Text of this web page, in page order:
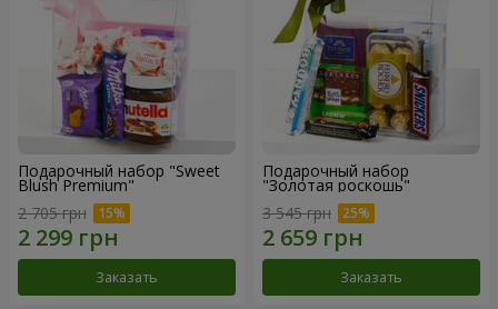
Подарочный набор "Sweet
Blush Premium"
2 705 грн
Заказать
Подарочный набор
"Золотая роскошь"
3 545 грн
Заказать